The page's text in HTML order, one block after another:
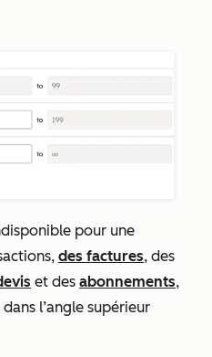
pour une
des factures, des
et des abonnements,
dans l’angle supérieur